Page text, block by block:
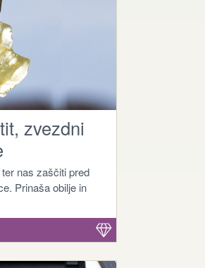
zvezdni
nas zaščiti pred
Prinaša obilje in